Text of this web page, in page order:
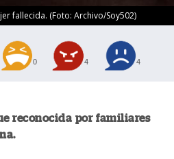
fallecida. (Foto: Archivo/Soy502)
0 4 4
reconocida por familiares